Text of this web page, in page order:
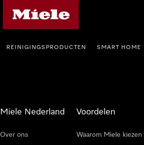
REINIGINGSPRODUCTEN SMART HOME
Miele Nederland
Over ons
Voordelen
Waarom Miele kiezen